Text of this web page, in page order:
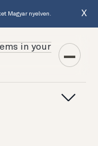
Magyar nyelven. X
in your